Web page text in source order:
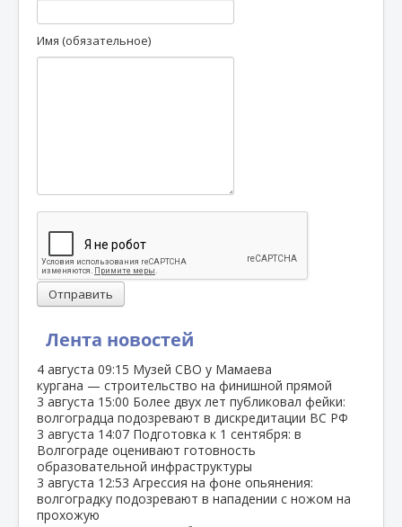
Лента новостей
4 августа 09:15 Музей СВО у Мамаева
кургана — строительство на финишной прямой
3 августа 15:00 Более двух лет публиковал фейки:
волгоградца подозревают в дискредитации ВС РФ
3 августа 14:07 Подготовка к 1 сентября: в
Волгограде оценивают готовность
образовательной инфраструктуры
3 августа 12:53 Агрессия на фоне опьянения:
волгоградку подозревают в нападении с ножом на
прохожую
Имя (обязательное)
Отправить